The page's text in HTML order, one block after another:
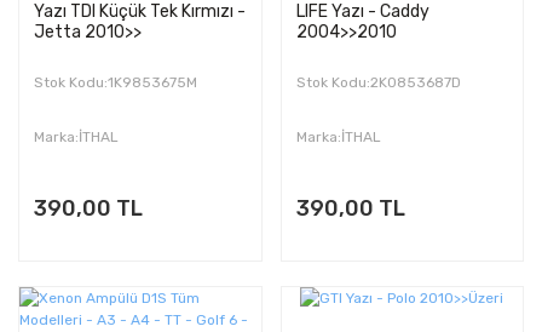
Yazı TDI Küçük Tek Kırmızı -
Jetta 2010>>
Stok Kodu:1K9853675M
Marka:İTHAL
390,00 TL
LIFE Yazı - Caddy
2004>>2010
Stok Kodu:2K0853687D
Marka:İTHAL
390,00 TL